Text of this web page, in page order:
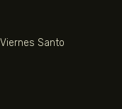
Santo